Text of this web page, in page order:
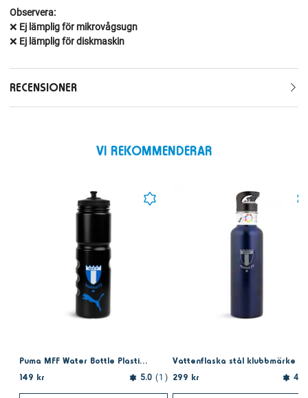
Observera:
❌ Ej lämplig för mikrovågsugn
❌ Ej lämplig för diskmaskin
RECENSIONER
VI REKOMMENDERAR
Puma MFF Water Bottle Plastic 0.75L Black
149 kr
5.0 1
Vattenflaska stål klubbmärke
299 kr
4.5